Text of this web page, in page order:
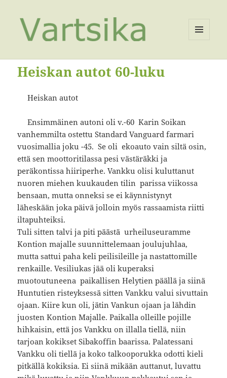
VIMPAIMET
Heiskan autot 60-luku
Heiskan autot
Ensimmäinen autoni oli v.-60 Karin Soikan
vanhemmilta ostettu Standard Vanguard farmari
vuosimallia joku -45. Se oli ekoauto vain siltä osin,
että sen moottoritilassa pesi västäräkki ja
peräkontissa hiiriperhe. Vankku olisi kuluttanut
nuoren miehen kuukauden tilin parissa viikossa
bensaan, mutta onneksi se ei käynnistynyt
läheskään joka päivä jolloin myös rassaamista riitti
iltapuhteiksi.
Tuli sitten talvi ja piti päästä urheiluseuramme
Kontion majalle suunnittelemaan joulujuhlaa,
mutta sattui paha keli peilisileille ja nastattomille
renkaille. Vesiliukas jää oli kuperaksi
muotoutuneena paikallisen Helytien päällä ja siinä
Huntutien risteyksessä sitten Vankku valui sivuttain
ojaan. Kiire kun oli, jätin Vankun ojaan ja lähdin
juosten Kontion Majalle. Paikalla olleille pojille
hihkaisin, että jos Vankku on illalla tiellä, niin
tarjoan kokikset Sibakoffin baarissa. Palatessani
Vankku oli tiellä ja koko talkooporukka odotti kieli
pitkällä kokiksia. Ei siinä mikään auttanut, luvattu